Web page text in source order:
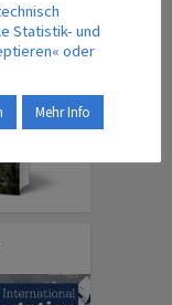
Statistik- und
oder
Mehr Info